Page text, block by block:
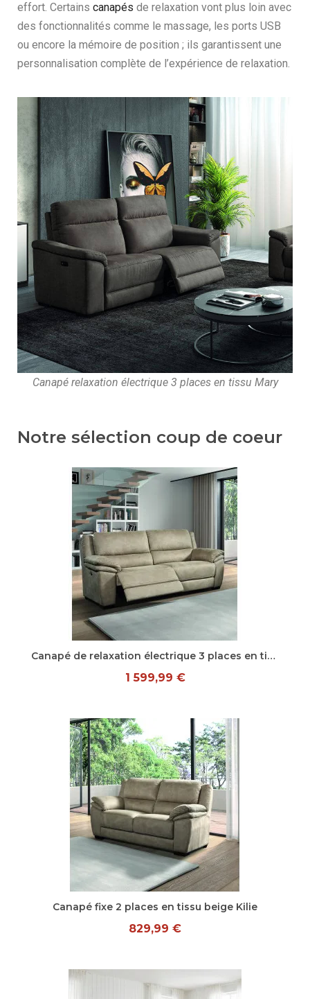
effort. Certains canapés de relaxation vont plus loin avec
des fonctionnalités comme le massage, les ports USB
ou encore la mémoire de position ; ils garantissent une
personnalisation complète de l’expérience de relaxation.
Canapé relaxation électrique 3 places en tissu Mary
Notre sélection coup de coeur
Aperçu rapide Canapé de relaxation électrique 3 places en tissu beige Kilie
1 599,99 €
Aperçu rapide
Canapé fixe 2 places en tissu beige Kilie
829,99 €